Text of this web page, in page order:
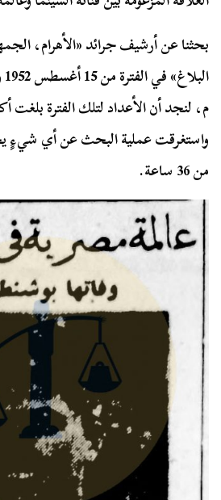
بحثنا عن أرشيف جرائد «الأهرام،
واستغرقت عملية البحث عن أي
من 36 ساعة.